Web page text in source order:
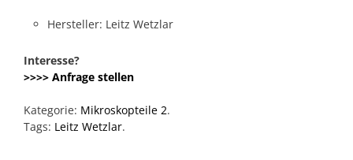
Hersteller: Leitz Wetzlar
Interesse?
>>>> Anfrage stellen
Kategorie: Mikroskopteile 2.
Tags: Leitz Wetzlar.